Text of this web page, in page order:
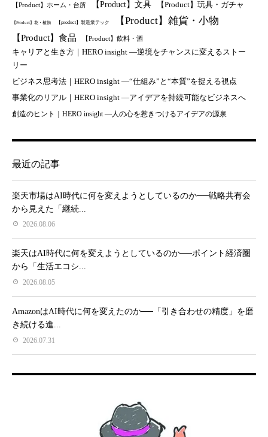
【Product】ホーム・台所 【Product】文具 【Product】玩具・ガチャ
【Product】花・植物 【product】製造業テック 【Product】雑貨・小物
【Product】食品 【Product】飲料・酒
キャリアと生き方｜HERO insight —逆境をチャンスに変えるストー
リー
ビジネス思考法｜HERO insight —“仕組み”と“本質”を捉える視点
事業化のリアル｜HERO insight —アイデアを持続可能なビジネスへ
創造のヒント｜HERO insight —人の心を惹きつけるアイデアの源泉
最近の記事
楽天市場はAI時代に何を変えようとしているのか──戦略共有会
から見えた「継続...
2026.08.06
楽天はAI時代に何を変えようとしているのか──ポイント経済圏
から「生活エコシ...
2026.08.05
AmazonはAI時代に何を変えたのか──「引き合わせの精度」を磨
き続ける進...
2026.07.31